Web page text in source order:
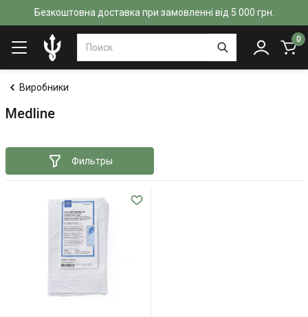
Безкоштовна доставка при замовленні від 5 000 грн.
0
Виробники
Medline
Фильтры